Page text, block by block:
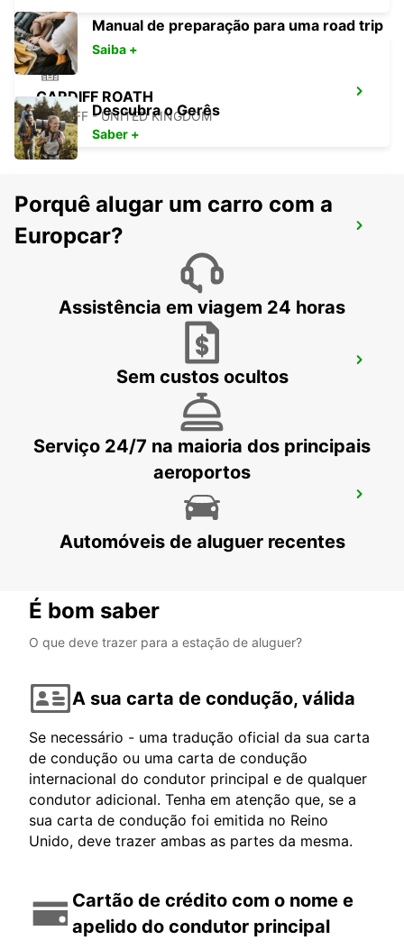
CARDIFF ROATH
CARDIFF - UNITED KINGDOM
AEROPORTO DE GUERNSEY
GUERNSEY - UNITED KINGDOM
LANNION - FRANCE
Manual de preparação para uma road trip
Saiba +
Descubra o Gerês
Saber +
Porquê alugar um carro com a
Europcar?
Assistência em viagem 24 horas
Sem custos ocultos
Serviço 24/7 na maioria dos principais
aeroportos
Automóveis de aluguer recentes
É bom saber
O que deve trazer para a estação de aluguer?
A sua carta de condução, válida
Se necessário - uma tradução oficial da sua carta
de condução ou uma carta de condução
internacional do condutor principal e de qualquer
condutor adicional. Tenha em atenção que, se a
sua carta de condução foi emitida no Reino
Unido, deve trazer ambas as partes da mesma.
Cartão de crédito com o nome e
apelido do condutor principal